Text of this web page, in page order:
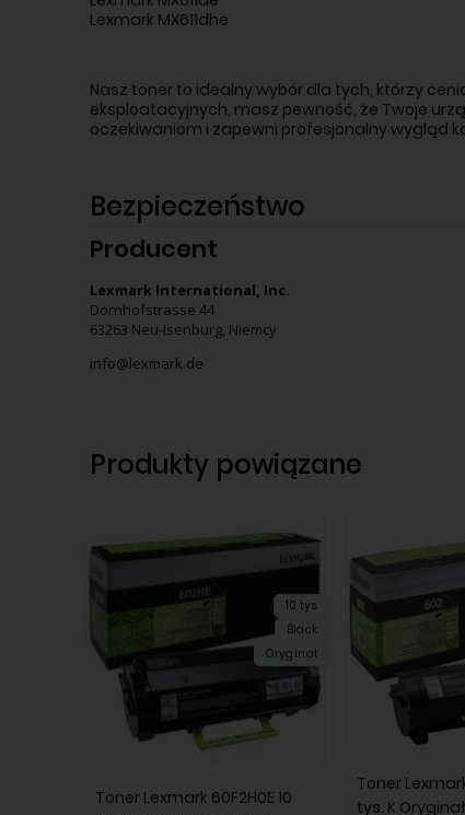
Lexmark MX611dhe
Nasz toner to idealny wybór dla tych, którzy
eksploatacyjnych, masz pewność, że Twoje
oczekiwaniom i zapewni profesjonalny wygląd
Bezpieczeństwo
Producent
Lexmark International, Inc.
Dornhofstrasse 44
63263 Neu-Isenburg, Niemcy
info@lexmark.de
Produkty powiązane
10 tys.
Black
Oryginał
Toner Lexmark 60F2H0E 10
Toner
tys. K